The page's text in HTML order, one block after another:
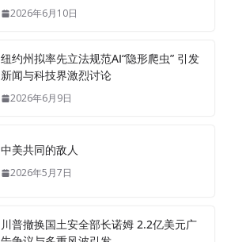
2026年6月10日
纽约州拟率先立法规范AI“隐形爬虫” 引发
新闻与科技界激烈讨论
2026年6月9日
中美共同的敌人
2026年5月7日
川普撤换国土安全部长诺姆 2.2亿美元广